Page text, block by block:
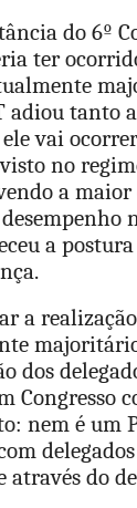
do 6º
ter
adiou tanto
ele vai
no
a
a
a
dos
Congresso
nem é um
através do